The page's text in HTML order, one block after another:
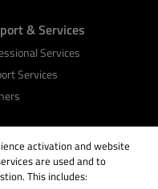
& Services
Services
Services
activation and website
are used and to
This includes: